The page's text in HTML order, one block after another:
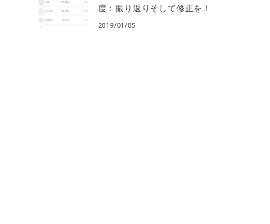
度：振り返りそして修正を！
2019/01/05